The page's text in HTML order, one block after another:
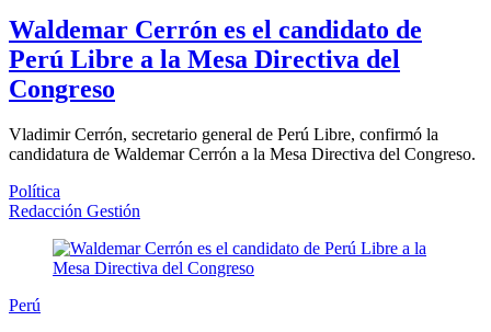
Waldemar Cerrón es el candidato de
Perú Libre a la Mesa Directiva del
Congreso
Vladimir Cerrón, secretario general de Perú Libre, confirmó la
candidatura de Waldemar Cerrón a la Mesa Directiva del Congreso.
Política
Redacción Gestión
Perú